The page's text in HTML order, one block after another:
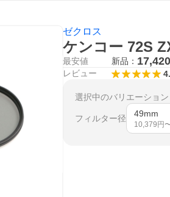
ゼクロス
ケンコー 72S
最安値 新品： 17,420
レビュー
選択中のバリエーション
フィルター径 49mm
10,379 円